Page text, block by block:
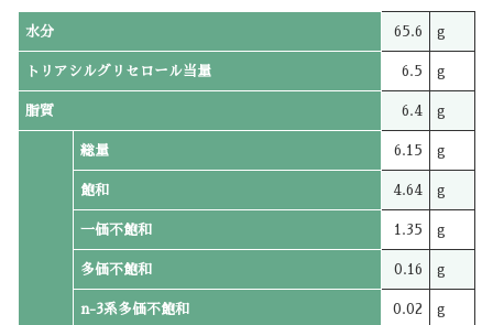
水分 65.6 g
トリアシルグリセロール当量 6.5 g
脂質 6.4 g
総量 6.15 g
飽和 4.64 g
一価不飽和 1.35 g
多価不飽和 0.16 g
n-3系多価不飽和 0.02 g